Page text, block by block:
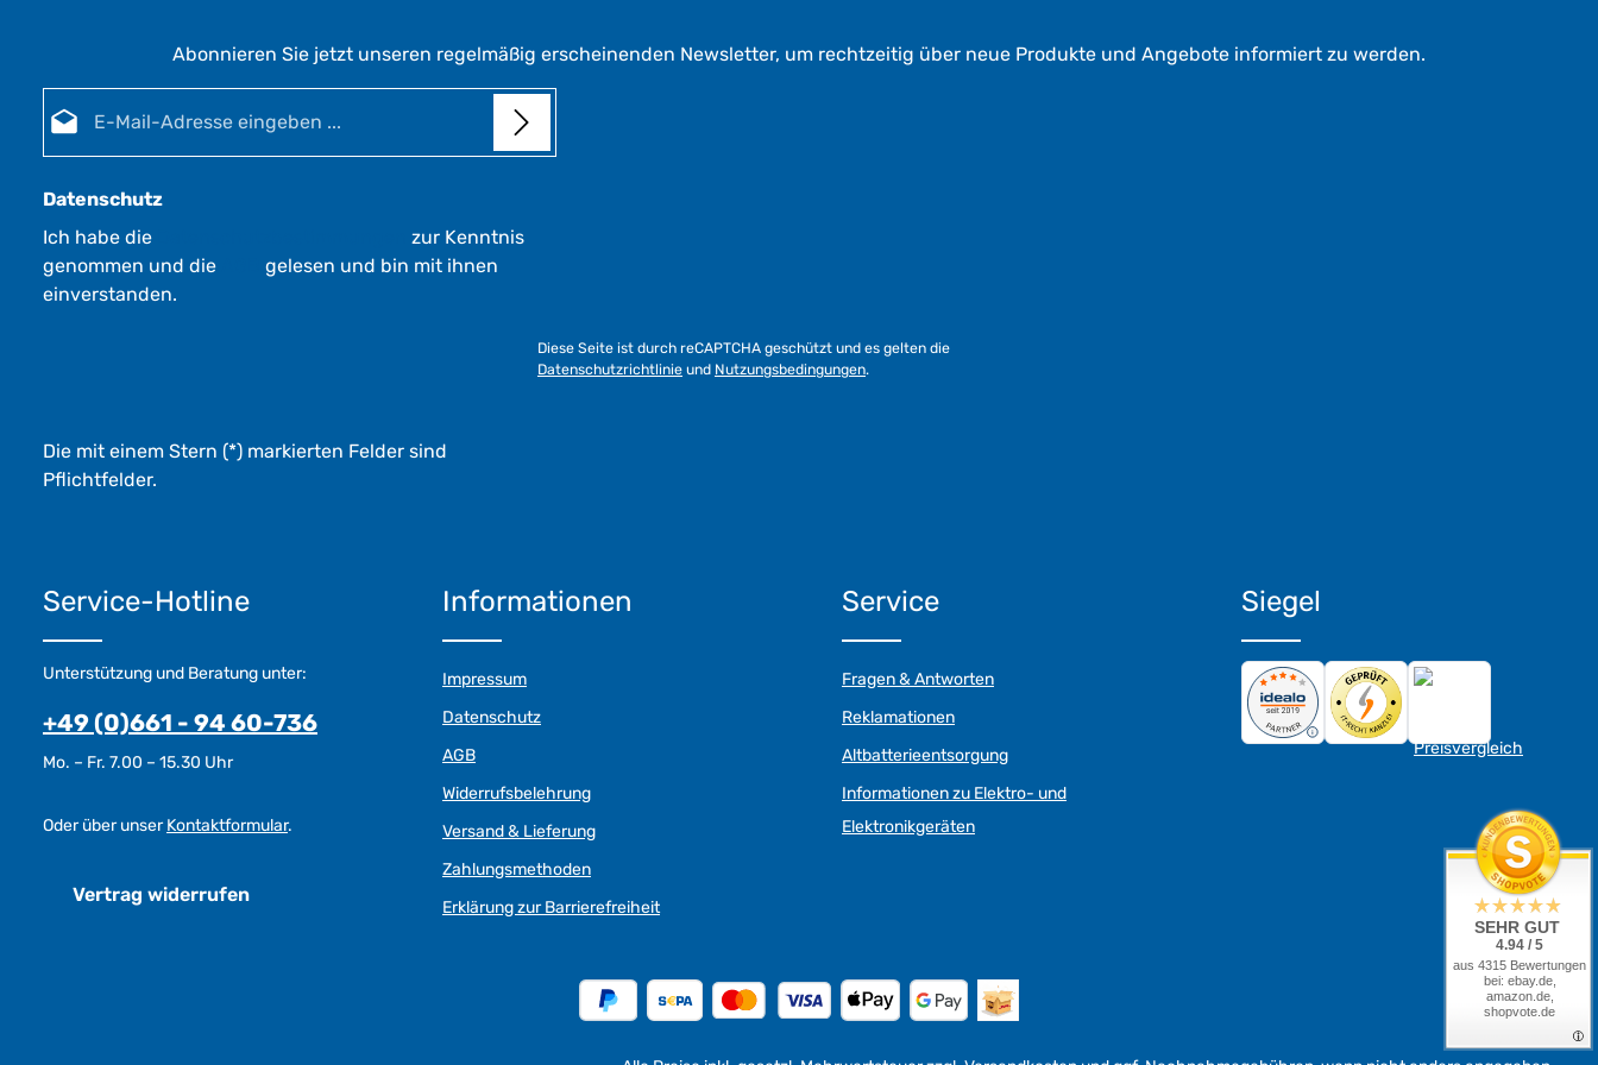
Abonnieren Sie jetzt unseren regelmäßig erscheinenden Newsletter, um rechtzeitig über neue Produkte und Angebote informiert zu werden.
Datenschutz
Ich habe die
zur Kenntnis
genommen und die
gelesen und bin mit ihnen
einverstanden.
Diese Seite ist durch reCAPTCHA geschützt und es gelten die
Datenschutzrichtlinie und Nutzungsbedingungen.
Die mit einem Stern (*) markierten Felder sind
Pflichtfelder.
Service-Hotline
Unterstützung und Beratung unter:
+49 (0)661 - 94 60-736
Mo. – Fr. 7.00 – 15.30 Uhr
Oder über unserKontaktformular.
Vertrag widerrufen
Informationen
Impressum
Datenschutz
AGB
Widerrufsbelehrung
Versand & Lieferung
Zahlungsmethoden
Erklärung zur Barrierefreiheit
Service
Fragen & Antworten
Reklamationen
Altbatterieentsorgung
Informationen zu Elektro- und
Elektronikgeräten
Siegel
SEHR GUT
4.94 / 5
aus 4315 Bewertungen
bei: ebay.de,
amazon.de,
shopvote.de